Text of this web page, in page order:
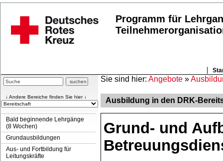
Programm für
↓ Andere Bereiche finden Sie hier ↓
Bald beginnende Lehrgänge
(8 Wochen)
Grundausbildungen
Aus- und Fortbildung für
Leitungskräfte
Sie sind hier: Angebote »
Ausbildung in den DRK-
Grund- und